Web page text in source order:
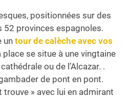
positionnées sur des
52 provinces espagnoles.
untour de calèche avec vos
place se situe à une vingtaine
ou de l’Alcazar. .
de pont en pont.
trouve » avec lui en admirant